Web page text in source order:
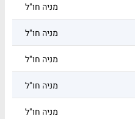
מניה חו"ל
מניה חו"ל
מניה חו"ל
מניה חו"ל
מניה חו"ל